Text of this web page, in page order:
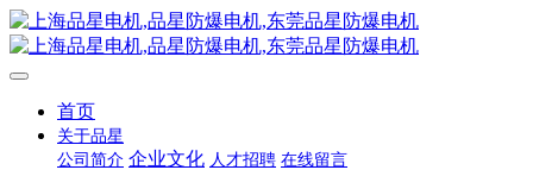
首页
关于品星
公司简介 企业文化 人才招聘 在线留言